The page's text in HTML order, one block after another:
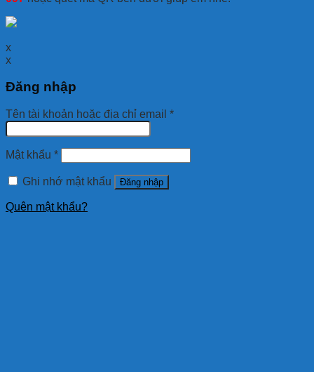
x
x
Đăng nhập
Tên tài khoản hoặc địa chỉ email *
Mật khẩu *
Ghi nhớ mật khẩu Đăng nhập
Quên mật khẩu?